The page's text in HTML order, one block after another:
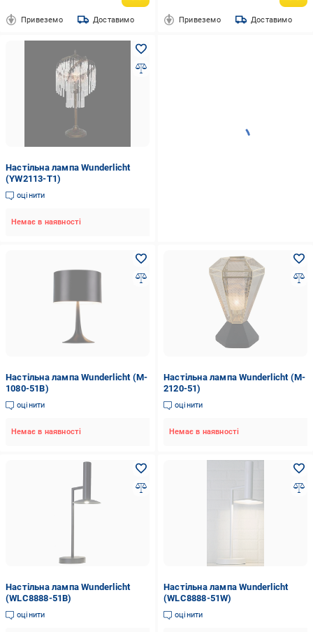
Привеземо Доставимо Привеземо Доставимо
Настільна лампа Wunderlicht
(YW2113-T1)
оцінити
Немає в наявності
Настільна лампа Wunderlicht (M-
1080-51B)
оцінити
Немає в наявності
Настільна лампа Wunderlicht (M-
2120-51)
оцінити
Немає в наявності
Настільна лампа Wunderlicht
(WLC8888-51B)
оцінити
Настільна лампа Wunderlicht
(WLC8888-51W)
оцінити